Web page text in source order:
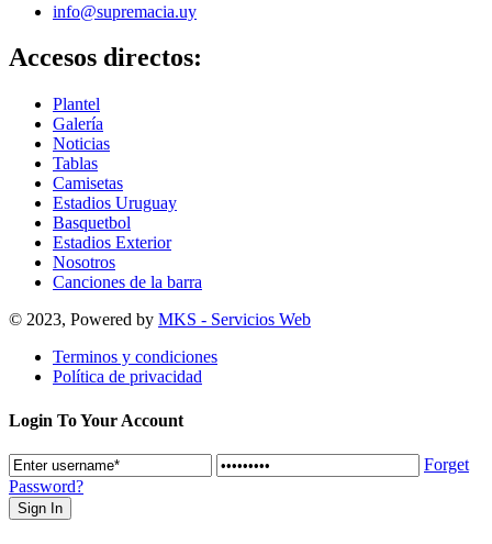
info@supremacia.uy
Accesos directos:
Plantel
Galería
Noticias
Tablas
Camisetas
Estadios Uruguay
Basquetbol
Estadios Exterior
Nosotros
Canciones de la barra
© 2023, Powered by MKS - Servicios Web
Terminos y condiciones
Política de privacidad
Login To Your Account
Forget
Password?